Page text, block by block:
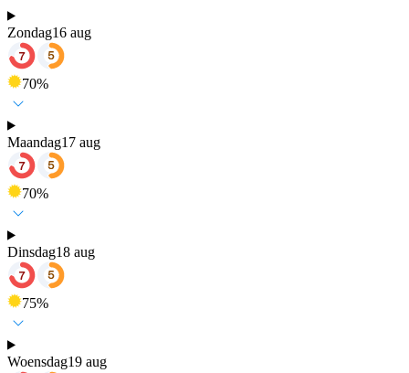
Zondag16 aug
70%
Maandag17 aug
70%
Dinsdag18 aug
75%
Woensdag19 aug